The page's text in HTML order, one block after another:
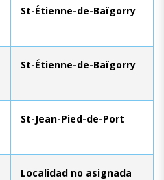
St-Étienne-de-Baïgorry
St-Étienne-de-Baïgorry
St-Jean-Pied-de-Port
Localidad no asignada